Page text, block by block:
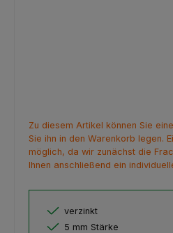
Zu diesem Artikel können Sie
Sie ihn in den Warenkorb legen.
möglich, da wir zunächst die
Ihnen anschließend ein
verzinkt
5 mm Stärke